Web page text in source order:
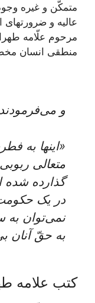
متمكّن و غيره
عاليه و
مرحوم علّامه
منطقى انسان
و
«اينها به
متعالى
گذارده شده
در يک
نمی‌‏توان به
به حقّ آنان
کتب علامه